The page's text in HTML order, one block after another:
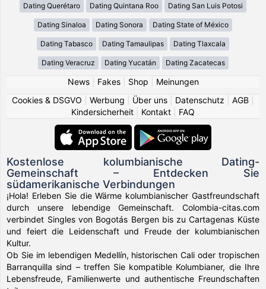
Dating Querétaro Dating Quintana Roo Dating San Luis Potosi
Dating Sinaloa Dating Sonora Dating State of México
Dating Tabasco Dating Tamaulipas Dating Tlaxcala
Dating Veracruz Dating Yucatán Dating Zacatecas
News| Fakes| Shop
Meinungen
Cookies & DSGVO
Werbung Über uns Datenschutz AGB
Kindersicherheit
Kontakt FAQ
Kostenlose kolumbianische Dating-
Gemeinschaft – Entdecken Sie
südamerikanische Verbindungen
¡Hola! Erleben Sie die Wärme kolumbianischer Gastfreundschaft
durch unsere lebendige Gemeinschaft. Colombia-citas.com
verbindet Singles von Bogotás Bergen bis zu Cartagenas Küste
und feiert die Leidenschaft und Freude der kolumbianischen
Kultur.
Ob Sie im lebendigen Medellín, historischen Cali oder tropischen
Barranquilla sind – treffen Sie kompatible Kolumbianer, die Ihre
Lebensfreude, Familienwerte und authentische Freundschaften